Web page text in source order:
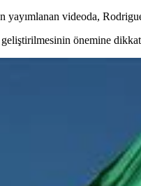
yayımlanan videoda,
önemine